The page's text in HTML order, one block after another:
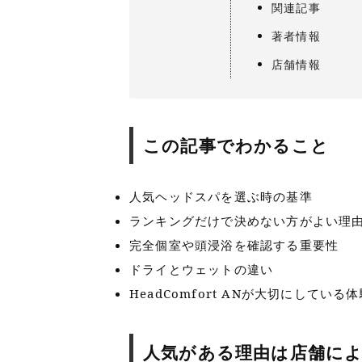
関連記事
著者情報
店舗情報
この記事でわかること
人気ヘッドスパを選ぶ時の基準
ランキングだけで決めない方がよい理由
完全個室や頭浸浴を確認する重要性
ドライとウェットの違い
HeadComfort ANが大切にしている体
人気がある理由は店舗に